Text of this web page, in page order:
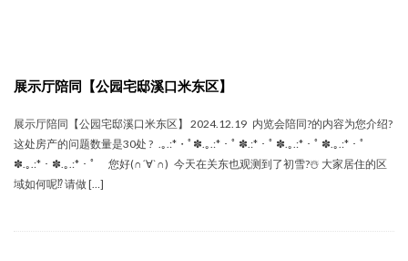
展示厅陪同【公园宅邸溪口米东区】
展示厅陪同【公园宅邸溪口米东区】 2024.12.19 内览会陪同‍?的内容为您介绍?
这处房产的问题数量是30处 ? .｡.:*・ﾟ✽.｡.:*・ﾟ ✽.:*・ﾟ ✽.｡.:*・ﾟ ✽.｡.:*・ﾟ
✽.｡.:*・✽.｡.:*・ﾟ 您好(∩´∀`∩) 今天在关东也观测到了初雪?☃️ 大家居住的区
域如何呢⁉️ 请做 […]